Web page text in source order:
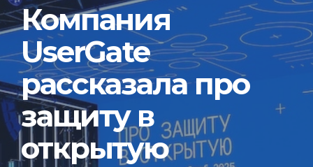
Компания
UserGate
рассказала про
защиту в
открытую